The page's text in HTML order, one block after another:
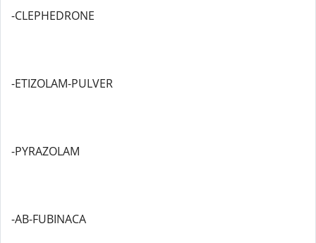
-CLEPHEDRONE
-ETIZOLAM-PULVER
-PYRAZOLAM
-AB-FUBINACA